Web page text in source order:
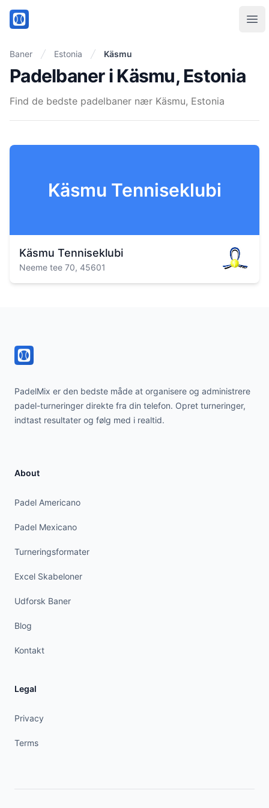
PadelMix
Baner Estonia Käsmu
Padelbaner i Käsmu, Estonia
Find de bedste padelbaner nær Käsmu, Estonia
Käsmu Tenniseklubi
Käsmu Tenniseklubi
Neeme tee 70, 45601
PadelMix er den bedste måde at organisere og administrere
padel-turneringer direkte fra din telefon. Opret turneringer,
indtast resultater og følg med i realtid.
About
Padel Americano
Padel Mexicano
Turneringsformater
Excel Skabeloner
Udforsk Baner
Blog
Kontakt
Legal
Privacy
Terms